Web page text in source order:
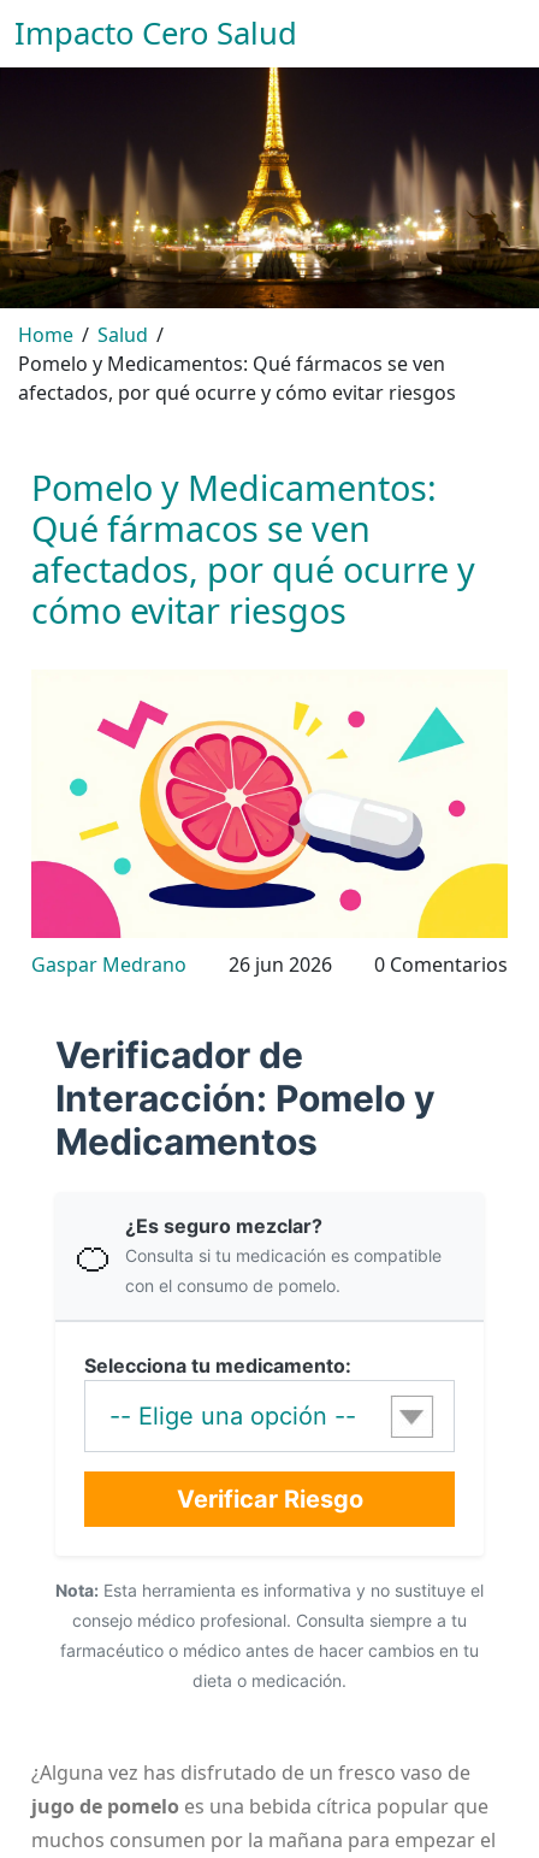
Impacto Cero Salud
Home
Salud
Pomelo y Medicamentos: Qué fármacos se ven
afectados, por qué ocurre y cómo evitar riesgos
Pomelo y Medicamentos:
Qué fármacos se ven
afectados, por qué ocurre y
cómo evitar riesgos
Gaspar Medrano 26 jun 2026 0 Comentarios
Verificador de
Interacción: Pomelo y
Medicamentos
🍊
¿Es seguro mezclar?
Consulta si tu medicación es compatible
con el consumo de pomelo.
Selecciona tu medicamento:
Verificar Riesgo
Nota: Esta herramienta es informativa y no sustituye el
consejo médico profesional. Consulta siempre a tu
farmacéutico o médico antes de hacer cambios en tu
dieta o medicación.
¿Alguna vez has disfrutado de un fresco vaso de
jugo de pomelo es una bebida cítrica popular que
muchos consumen por la mañana para empezar el